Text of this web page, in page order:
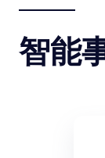
智能